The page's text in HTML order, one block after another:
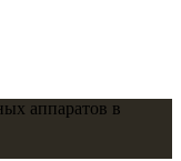
аппаратов в